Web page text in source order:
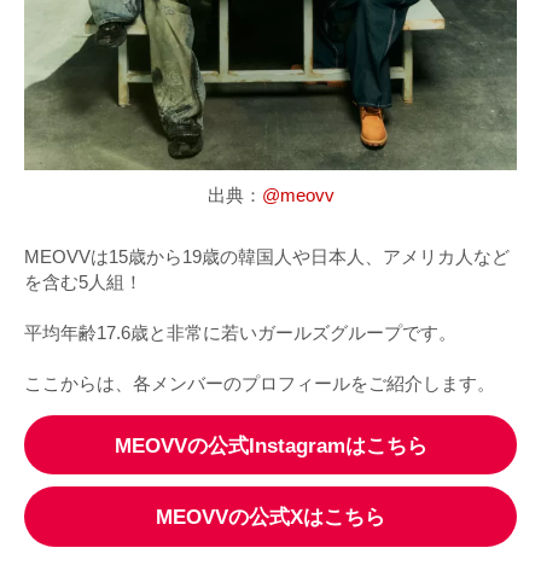
出典： @meovv
MEOVVは15歳から19歳の韓国人や日本人、アメリカ人など
を含む5人組！
平均年齢17.6歳と非常に若いガールズグループです。
ここからは、各メンバーのプロフィールをご紹介します。
MEOVVの公式Instagramはこちら
MEOVVの公式Xはこちら